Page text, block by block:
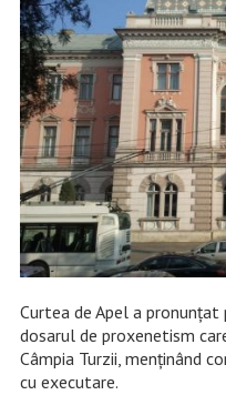
Curtea de Apel a
dosarul de proxenetism
Câmpia Turzii, menținând
cu executare.